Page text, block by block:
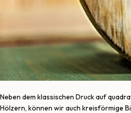
Neben dem klassischen Druck auf
Hölzern, können wir auch kreisförmige